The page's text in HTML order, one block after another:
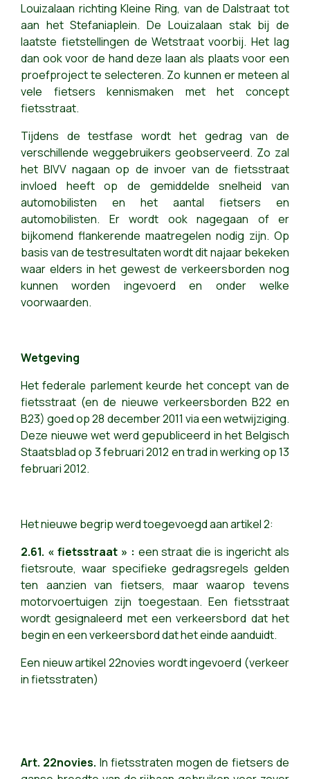
Louizalaan richting Kleine Ring, van de Dalstraat tot
aan het Stefaniaplein. De Louizalaan stak bij de
laatste fietstellingen de Wetstraat voorbij. Het lag
dan ook voor de hand deze laan als plaats voor een
proefproject te selecteren. Zo kunnen er meteen al
vele fietsers kennismaken met het concept
fietsstraat.
Tijdens de testfase wordt het gedrag van de
verschillende weggebruikers geobserveerd. Zo zal
het BIVV nagaan op de invoer van de fietsstraat
invloed heeft op de gemiddelde snelheid van
automobilisten en het aantal fietsers en
automobilisten. Er wordt ook nagegaan of er
bijkomend flankerende maatregelen nodig zijn. Op
basis van de testresultaten wordt dit najaar bekeken
waar elders in het gewest de verkeersborden nog
kunnen worden ingevoerd en onder welke
voorwaarden.
Wetgeving
Het federale parlement keurde het concept van de
fietsstraat (en de nieuwe verkeersborden B22 en
B23) goed op 28 december2011 via een wetwijziging.
Deze nieuwe wet werd gepubliceerd in het Belgisch
Staatsblad op 3 februari 2012 en trad in werking op 13
februari 2012.
Het nieuwe begrip werd toegevoegd aan artikel 2:
2.61. « fietsstraat » : een straat die is ingericht als
fietsroute, waar specifieke gedragsregels gelden
ten aanzien van fietsers, maar waarop tevens
motorvoertuigen zijn toegestaan. Een fietsstraat
wordt gesignaleerd met een verkeersbord dat het
begin en een verkeersbord dat het einde aanduidt.
Een nieuw artikel 22novies wordt ingevoerd (verkeer
in fietsstraten)
Art. 22novies. In fietsstraten mogen de fietsers de